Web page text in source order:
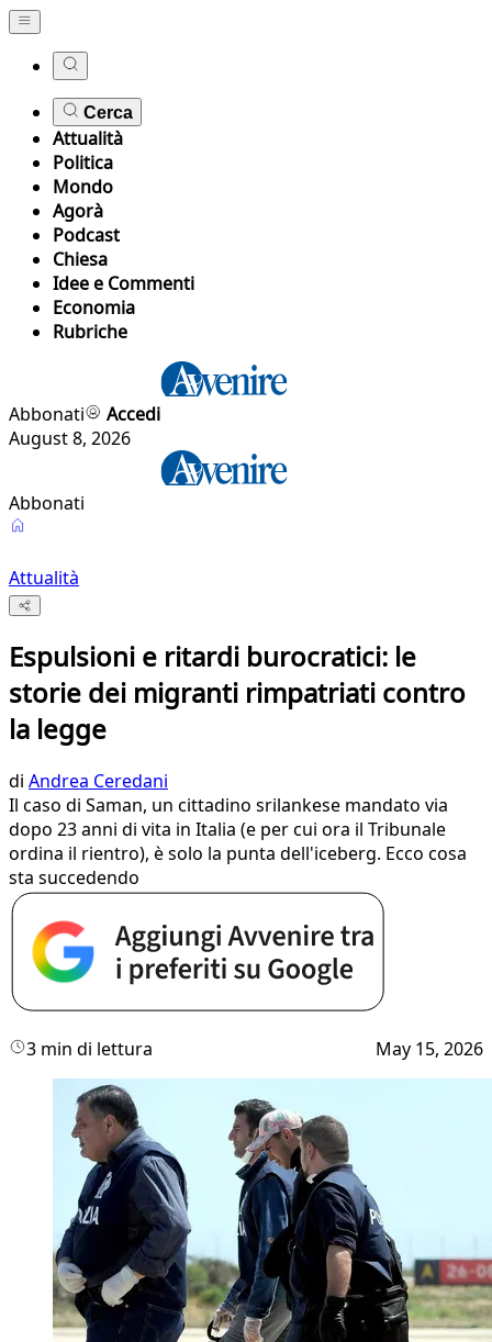
Cerca
Attualità
Politica
Mondo
Agorà
Podcast
Chiesa
Idee e Commenti
Economia
Rubriche
Abbonati
Accedi
August 8, 2026
Abbonati
Attualità
Espulsioni e ritardi burocratici: le
storie dei migranti rimpatriati contro
la legge
di Andrea Ceredani
Il caso di Saman, un cittadino srilankese mandato via
dopo 23 anni di vita in Italia (e per cui ora il Tribunale
ordina il rientro), è solo la punta dell'iceberg. Ecco cosa
sta succedendo
3 min di lettura May 15, 2026